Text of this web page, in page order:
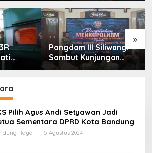
»
Pangdam III Siliwangi
Sambut Kunjungan
Kerja Menkopolkam:
Pilih Agus Andi Setyawan Jadi
Sementara DPRD Kota Bandung
Raya 5 Agustus 2024